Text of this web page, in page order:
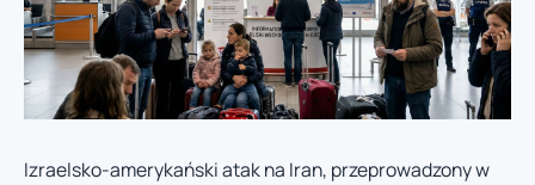
Izraelsko-amerykański atak na Iran, przeprowadzony w